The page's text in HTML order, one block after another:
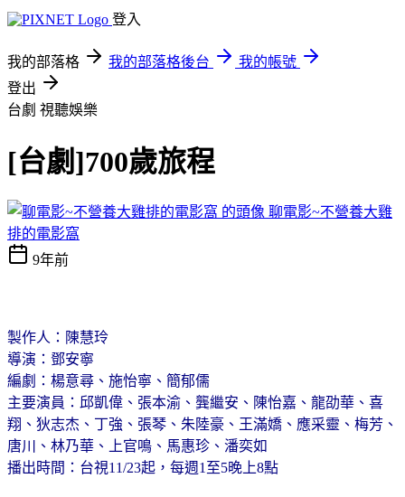
登入
我的部落格 我的部落格後台
我的帳號
登出
台劇 視聽娛樂
[台劇]700歲旅程
聊電影~不營養大雞
排的電影窩
9年前
製作人：陳慧玲
導演：鄧安寧
編劇：楊意尋、施怡寧、簡郁儒
主要演員：邱凱偉、張本渝、龔繼安、陳怡嘉、龍劭華、喜
翔、狄志杰、丁強、張琴、朱陸豪、王滿嬌、應采靈、梅芳、
唐川、林乃華、上官鳴、馬惠珍、潘奕如
播出時間：台視11/23起，每週1至5晚上8點